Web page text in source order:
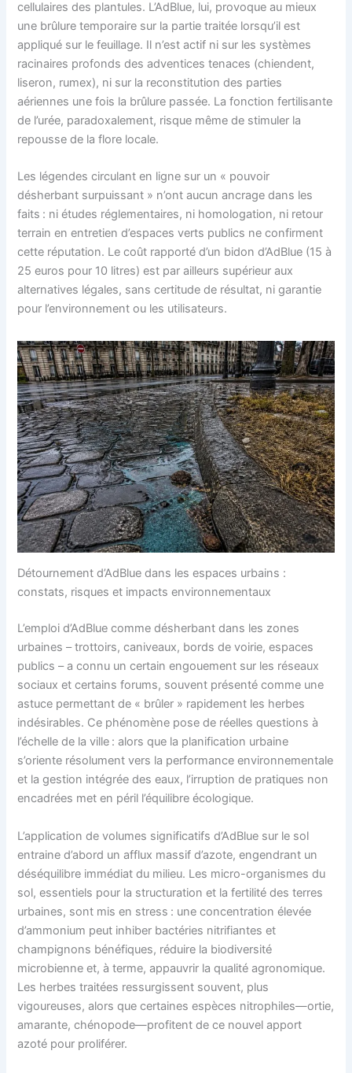
cellulaires des plantules. L’AdBlue, lui, provoque au mieux
une brûlure temporaire sur la partie traitée lorsqu’il est
appliqué sur le feuillage. Il n’est actif ni sur les systèmes
racinaires profonds des adventices tenaces (chiendent,
liseron, rumex), ni sur la reconstitution des parties
aériennes une fois la brûlure passée. La fonction fertilisante
de l’urée, paradoxalement, risque même de stimuler la
repousse de la flore locale.
Les légendes circulant en ligne sur un « pouvoir
désherbant surpuissant » n’ont aucun ancrage dans les
faits : ni études réglementaires, ni homologation, ni retour
terrain en entretien d’espaces verts publics ne confirment
cette réputation. Le coût rapporté d’un bidon d’AdBlue (15 à
25 euros pour 10 litres) est par ailleurs supérieur aux
alternatives légales, sans certitude de résultat, ni garantie
pour l’environnement ou les utilisateurs.
Détournement d’AdBlue dans les espaces urbains :
constats, risques et impacts environnementaux
L’emploi d’AdBlue comme désherbant dans les zones
urbaines – trottoirs, caniveaux, bords de voirie, espaces
publics – a connu un certain engouement sur les réseaux
sociaux et certains forums, souvent présenté comme une
astuce permettant de « brûler » rapidement les herbes
indésirables. Ce phénomène pose de réelles questions à
l’échelle de la ville : alors que la planification urbaine
s’oriente résolument vers la performance environnementale
et la gestion intégrée des eaux, l’irruption de pratiques non
encadrées met en péril l’équilibre écologique.
L’application de volumes significatifs d’AdBlue sur le sol
entraine d’abord un afflux massif d’azote, engendrant un
déséquilibre immédiat du milieu. Les micro-organismes du
sol, essentiels pour la structuration et la fertilité des terres
urbaines, sont mis en stress : une concentration élevée
d’ammonium peut inhiber bactéries nitrifiantes et
champignons bénéfiques, réduire la biodiversité
microbienne et, à terme, appauvrir la qualité agronomique.
Les herbes traitées ressurgissent souvent, plus
vigoureuses, alors que certaines espèces nitrophiles—ortie,
amarante, chénopode—profitent de ce nouvel apport
azoté pour proliférer.